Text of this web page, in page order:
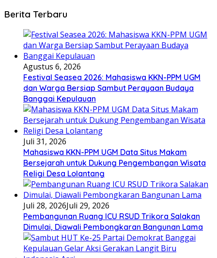
Berita Terbaru
Agustus 6, 2026
Festival Seasea 2026: Mahasiswa KKN-PPM UGM
dan Warga Bersiap Sambut Perayaan Budaya
Banggai Kepulauan
Juli 31, 2026
Mahasiswa KKN-PPM UGM Data Situs Makam
Bersejarah untuk Dukung Pengembangan Wisata
Religi Desa Lolantang
Juli 28, 2026Juli 29, 2026
Pembangunan Ruang ICU RSUD Trikora Salakan
Dimulai, Diawali Pembongkaran Bangunan Lama